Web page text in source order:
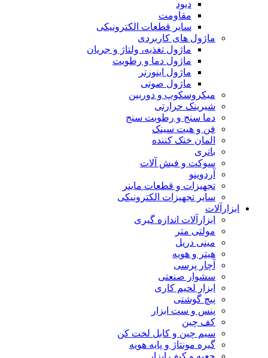
دیود
مقاومت
سایر قطعات الکترونیکی
ماژول های کاربردی
ماژول تغذیه، ولتاژ و جریان
ماژول دما و رطوبت
ماژول اینورتر
ماژول صوتی
میکروسکوپ و دوربین
شیرینک حرارتی
دما سنج و رطوبت سنج
فن و هیت سینک
المان خنک کننده
باتری
سوکت و فیش آلات
آردوینو
تجهیزات و قطعات ماینر
سایر تجهیزات الکترونیکی
ابزارآلات
ابزارآلات اندازه گیری
مولتی متر
مینی دریل
هیتر و هویه
آچار پرسی
سشوار صنعتی
ابزار لحیم کاری
پیچ گوشتی
پنس و ست ابزار
کف چین
سیم چین و کابل لخت کن
گیره مونتاژ و پایه هویه
جعبه و کیف ابزار